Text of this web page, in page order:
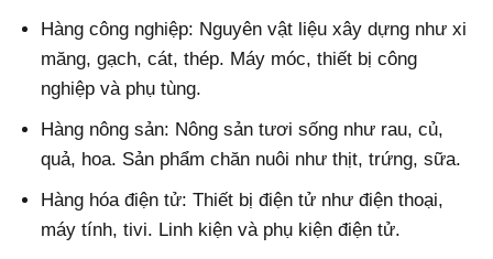
Hàng công nghiệp: Nguyên vật liệu xây dựng như xi
măng, gạch, cát, thép. Máy móc, thiết bị công
nghiệp và phụ tùng.
Hàng nông sản: Nông sản tươi sống như rau, củ,
quả, hoa. Sản phẩm chăn nuôi như thịt, trứng, sữa.
Hàng hóa điện tử: Thiết bị điện tử như điện thoại,
máy tính, tivi. Linh kiện và phụ kiện điện tử.